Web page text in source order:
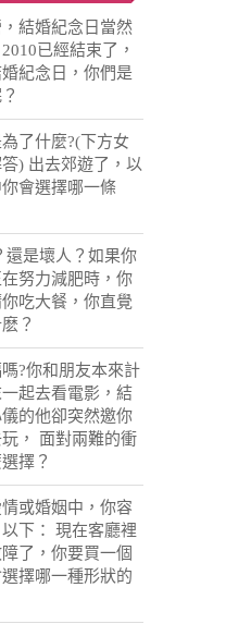
結婚紀念日當然
已經結束了，
紀念日，你們是
了什麼?(下方女
) 出去郊遊了，以
你會選擇哪一條
還是壞人？如果你
努力減肥時，你
吃大餐，你直覺
？
?你和朋友本來計
起去看電影，結
的他卻突然邀你
， 面對兩難的衝
擇？
或婚姻中，你容
下： 現在客廳裡
了，你要買一個
擇哪一種形狀的